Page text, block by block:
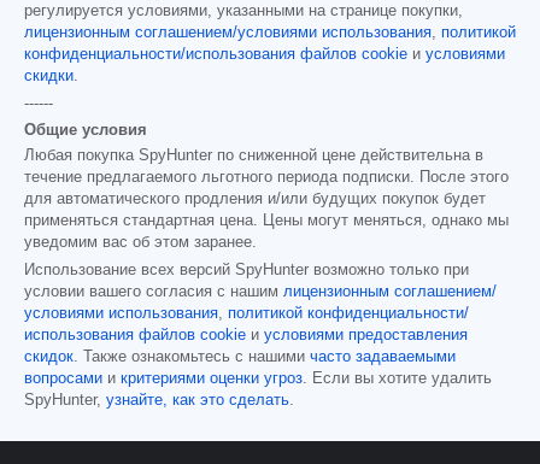
регулируется условиями, указанными на странице покупки,
лицензионным соглашением/условиями использования
политикой
конфиденциальности/использования файлов cookie и условиями
скидки
------
Общие условия
Любая покупка SpyHunter по сниженной цене действительна в
течение предлагаемого льготного периода подписки. После этого
для автоматического продления и/или будущих покупок будет
применяться стандартная цена. Цены могут меняться, однако мы
уведомим вас об этом заранее.
Использование всех версий SpyHunter возможно только при
условии вашего согласия с нашим лицензионным соглашением/
условиями использования
политикой конфиденциальности/
использования файлов cookie и условиями предоставления
скидок . Также ознакомьтесь с нашими часто задаваемыми
вопросами и критериями оценки угроз . Если вы хотите удалить
SpyHunter, узнайте, как это сделать